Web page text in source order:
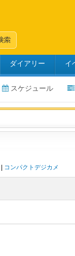
ダイアリー イ
スケジュール
コンパクトデジカメ